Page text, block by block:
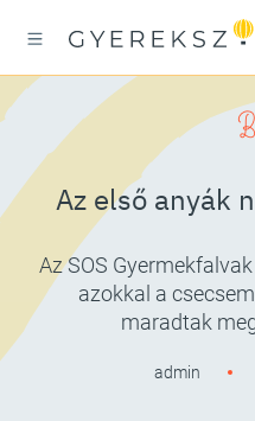
Az első anyák
Az SOS
azokkal a
maradtak
admin